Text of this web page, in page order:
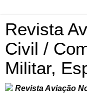
Revista
Civil /
Militar,
Revista Aviação